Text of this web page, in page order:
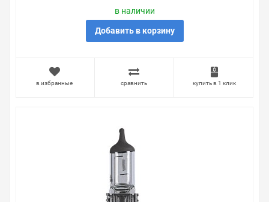
в наличии
Добавить в корзину
в избранные сравнить купить в 1 клик